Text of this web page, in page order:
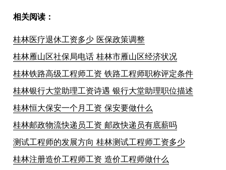
相关阅读：
桂林医疗退休工资多少 医保政策调整
桂林雁山区社保局电话 桂林市雁山区经济状况
桂林铁路高级工程师工资 铁路工程师职称评定条件
桂林银行大堂助理工资诗遇 银行大堂助理职位描述
桂林恒大保安一个月工资 保安要做什么
桂林邮政物流快递员工资 邮政快递员有底薪吗
测试工程师的发展方向 桂林测试工程师工资多少
桂林注册造价工程师工资 造价工程师做什么